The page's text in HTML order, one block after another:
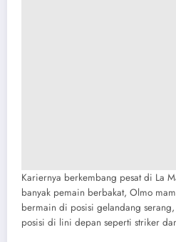
Kariernya berkembang pesat di La
banyak pemain berbakat, Olmo
bermain di posisi gelandang
posisi di lini depan seperti striker